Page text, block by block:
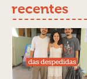
recentes